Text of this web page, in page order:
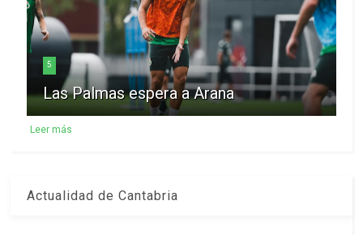
5
Las Palmas espera a Arana
Leer más
Actualidad de Cantabria